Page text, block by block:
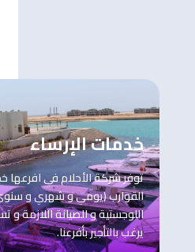
خدمات الإرساء
توفر شركة الأحلام في افرعها
القوارب (يومي و شهري و
اللوجستية و الصيانة اللازمة و
يرغب بالتأجير بأفرعنا.